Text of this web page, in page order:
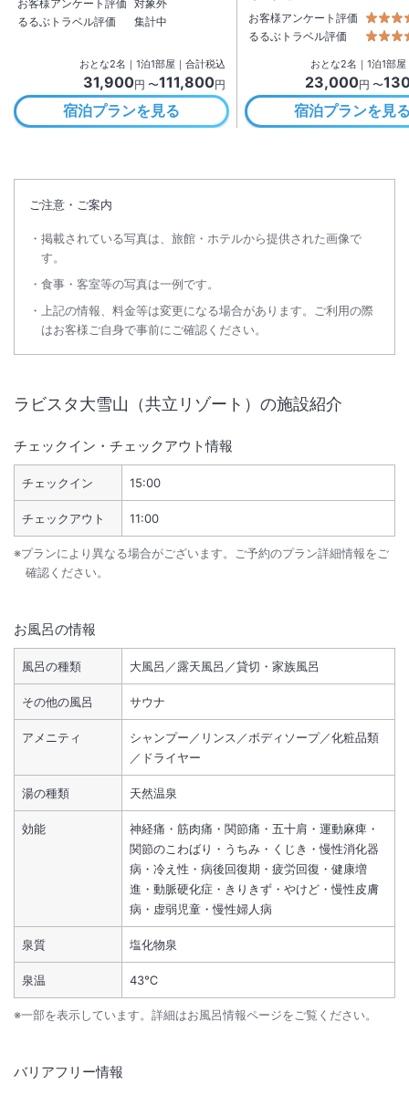
お客様アンケート評価 対象外
るるぶトラベル評価
集計中
おとな2名 ｜ 1泊1部屋｜合計税込
31,900円 〜111,800円
宿泊プランを見る
お客様アンケート評価
るるぶトラベル評価
おとな2名 ｜ 1泊1部屋
23,000円 〜
宿泊プランを見
ご注意・ご案内
掲載されている写真は、旅館・ホテルから提供された画像で
す。
食事・客室等の写真は一例です。
上記の情報、料金等は変更になる場合があります。ご利用の際
はお客様ご自身で事前にご確認ください。
ラビスタ大雪山（共立リゾート） の施設紹介
チェックイン・チェックアウト情報
チェックイン 15:00
チェックアウト 11:00
※プランにより異なる場合がございます。ご予約のプラン詳細情報をご
確認ください。
お風呂の情報
風呂の種類 大風呂／露天風呂／貸切・家族風呂
その他の風呂 サウナ
アメニティ
シャンプー／リンス／ボディソープ／化粧品類
／ドライヤー
湯の種類 天然温泉
効能
神経痛・筋肉痛・関節痛・五十肩・運動麻痺・
関節のこわばり・うちみ・くじき・慢性消化器
病・冷え性・病後回復期・疲労回復・健康増
進・動脈硬化症・きりきず・やけど・慢性皮膚
病・虚弱児童・慢性婦人病
泉質 塩化物泉
泉温 43℃
※一部を表示しています。詳細はお風呂情報ページをご覧ください。
バリアフリー情報